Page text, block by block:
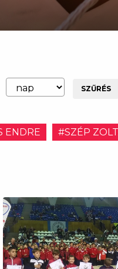
SZŰRÉS
ENDRE #SZÉP